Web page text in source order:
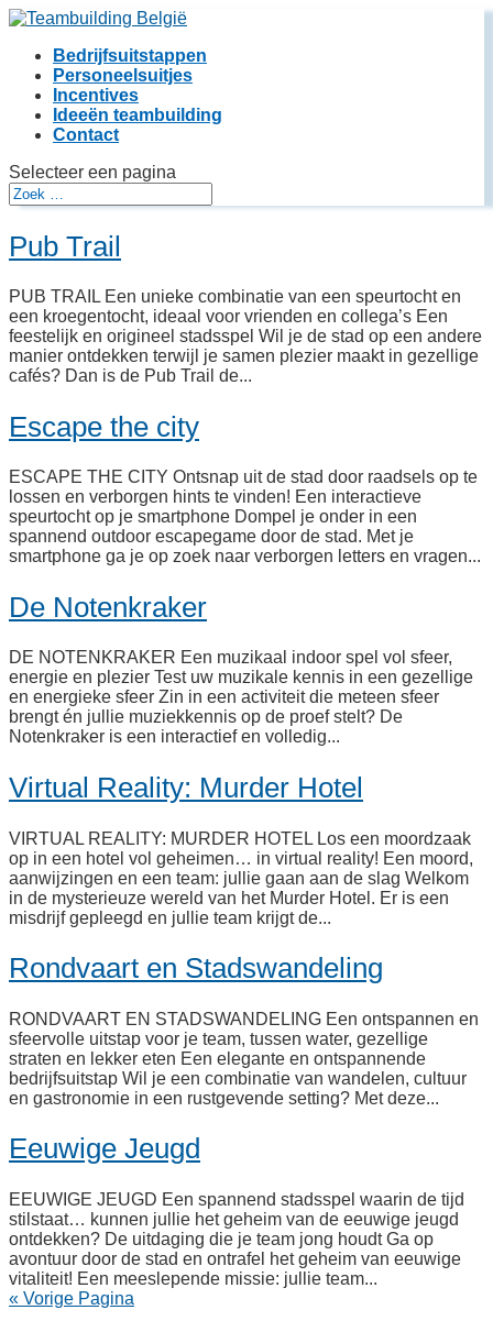
Bedrijfsuitstappen
Personeelsuitjes
Incentives
Ideeën teambuilding
Contact
Selecteer een pagina
Pub Trail
PUB TRAIL Een unieke combinatie van een speurtocht en
een kroegentocht, ideaal voor vrienden en collega’s Een
feestelijk en origineel stadsspel Wil je de stad op een andere
manier ontdekken terwijl je samen plezier maakt in gezellige
cafés? Dan is de Pub Trail de...
Escape the city
ESCAPE THE CITY Ontsnap uit de stad door raadsels op te
lossen en verborgen hints te vinden! Een interactieve
speurtocht op je smartphone Dompel je onder in een
spannend outdoor escapegame door de stad. Met je
smartphone ga je op zoek naar verborgen letters en vragen...
De Notenkraker
DE NOTENKRAKER Een muzikaal indoor spel vol sfeer,
energie en plezier Test uw muzikale kennis in een gezellige
en energieke sfeer Zin in een activiteit die meteen sfeer
brengt én jullie muziekkennis op de proef stelt? De
Notenkraker is een interactief en volledig...
Virtual Reality: Murder Hotel
VIRTUAL REALITY: MURDER HOTEL Los een moordzaak
op in een hotel vol geheimen… in virtual reality! Een moord,
aanwijzingen en een team: jullie gaan aan de slag Welkom
in de mysterieuze wereld van het Murder Hotel. Er is een
misdrijf gepleegd en jullie team krijgt de...
Rondvaart en Stadswandeling
RONDVAART EN STADSWANDELING Een ontspannen en
sfeervolle uitstap voor je team, tussen water, gezellige
straten en lekker eten Een elegante en ontspannende
bedrijfsuitstap Wil je een combinatie van wandelen, cultuur
en gastronomie in een rustgevende setting? Met deze...
Eeuwige Jeugd
EEUWIGE JEUGD Een spannend stadsspel waarin de tijd
stilstaat… kunnen jullie het geheim van de eeuwige jeugd
ontdekken? De uitdaging die je team jong houdt Ga op
avontuur door de stad en ontrafel het geheim van eeuwige
vitaliteit! Een meeslepende missie: jullie team...
« Vorige Pagina